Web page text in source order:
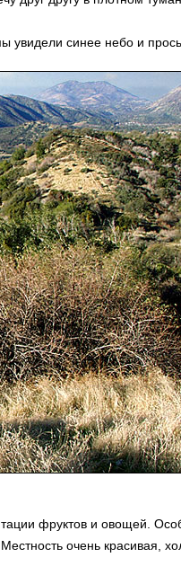
увидели синее небо и
фруктов и овощей.
очень красивая,